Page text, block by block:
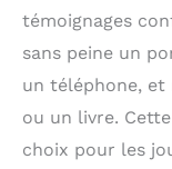
témoignages
sans peine un
un téléphone, et
ou un livre.
choix pour les